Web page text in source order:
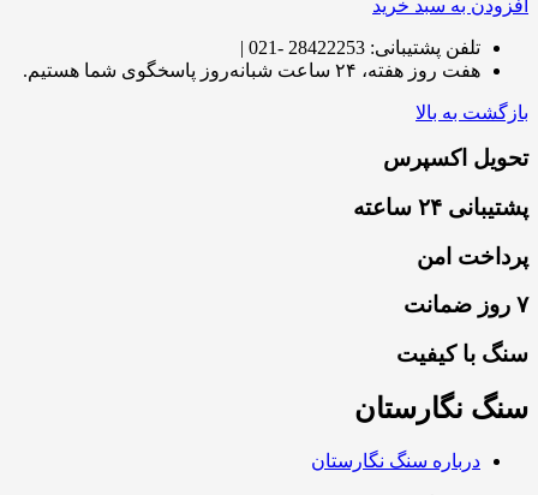
افزودن به سبد خرید
تلفن پشتیبانی: 28422253 -021 |
هفت روز هفته، ۲۴ ساعت شبانه‌روز پاسخگوی شما هستیم.
بازگشت به بالا
تحویل اکسپرس
پشتیبانی ۲۴ ساعته
پرداخت امن
۷ روز ضمانت
سنگ با کیفیت
سنگ نگارستان
درباره سنگ نگارستان